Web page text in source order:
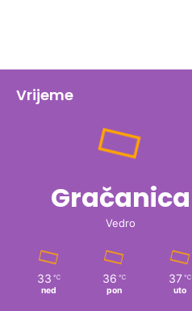
Vrijeme
Gračanica
Vedro
33 ℃
ned
36 ℃
pon
37 ℃
uto